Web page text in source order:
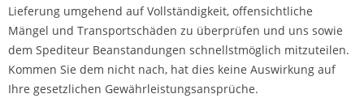
Lieferung umgehend auf Vollständigkeit, offensichtliche
Mängel und Transportschäden zu überprüfen und uns sowie
dem Spediteur Beanstandungen schnellstmöglich mitzuteilen.
Kommen Sie dem nicht nach, hat dies keine Auswirkung auf
Ihre gesetzlichen Gewährleistungsansprüche.